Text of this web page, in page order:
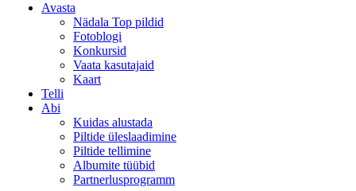
Avasta
Nädala Top pildid
Fotoblogi
Konkursid
Vaata kasutajaid
Kaart
Telli
Abi
Kuidas alustada
Piltide üleslaadimine
Piltide tellimine
Albumite tüübid
Partnerlusprogramm